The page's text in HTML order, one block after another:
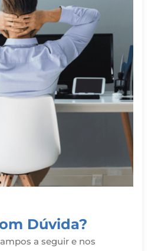
Dúvida?
a seguir e nos